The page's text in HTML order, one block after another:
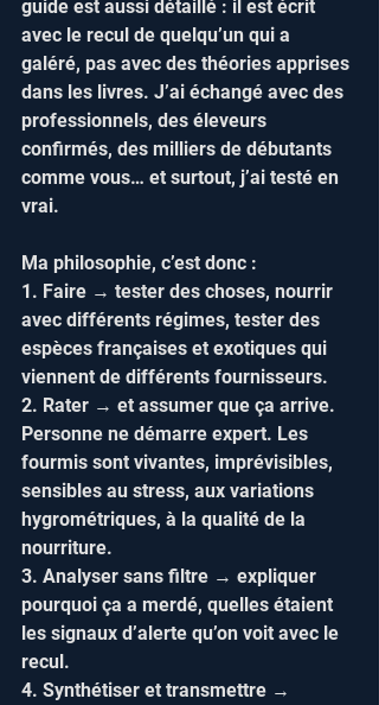
guide est aussi détaillé : il est écrit
avec le recul de quelqu’un qui a
galéré, pas avec des théories apprises
dans les livres. J’ai échangé avec des
professionnels, des éleveurs
confirmés, des milliers de débutants
comme vous… et surtout, j’ai testé en
vrai.
Ma philosophie, c’est donc :
1. Faire → tester des choses, nourrir
avec différents régimes, tester des
espèces françaises et exotiques qui
viennent de différents fournisseurs.
2. Rater → et assumer que ça arrive.
Personne ne démarre expert. Les
fourmis sont vivantes, imprévisibles,
sensibles au stress, aux variations
hygrométriques, à la qualité de la
nourriture.
3. Analyser sans filtre → expliquer
pourquoi ça a merdé, quelles étaient
les signaux d’alerte qu’on voit avec le
recul.
4. Synthétiser et transmettre →